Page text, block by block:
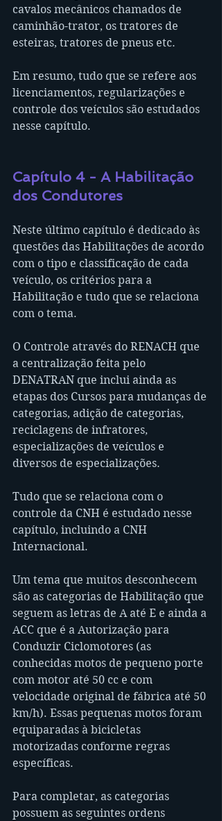
cavalos mecânicos chamados de
caminhão-trator, os tratores de
esteiras, tratores de pneus etc.
Em resumo, tudo que se refere aos
licenciamentos, regularizações e
controle dos veículos são estudados
nesse capítulo.
Capítulo 4 - A Habilitação
dos Condutores
Neste último capítulo é dedicado às
questões das Habilitações de acordo
com o tipo e classificação de cada
veículo, os critérios para a
Habilitação e tudo que se relaciona
com o tema.
O Controle através do RENACH que
a centralização feita pelo
DENATRAN que inclui ainda as
etapas dos Cursos para mudanças de
categorias, adição de categorias,
reciclagens de infratores,
especializações de veículos e
diversos de especializações.
Tudo que se relaciona com o
controle da CNH é estudado nesse
capítulo, incluindo a CNH
Internacional.
Um tema que muitos desconhecem
são as categorias de Habilitação que
seguem as letras de A até E e ainda a
ACC que é a Autorização para
Conduzir Ciclomotores (as
conhecidas motos de pequeno porte
com motor até 50 cc e com
velocidade original de fábrica até 50
km/h). Essas pequenas motos foram
equiparadas à bicicletas
motorizadas conforme regras
específicas.
Para completar, as categorias
possuem as seguintes ordens